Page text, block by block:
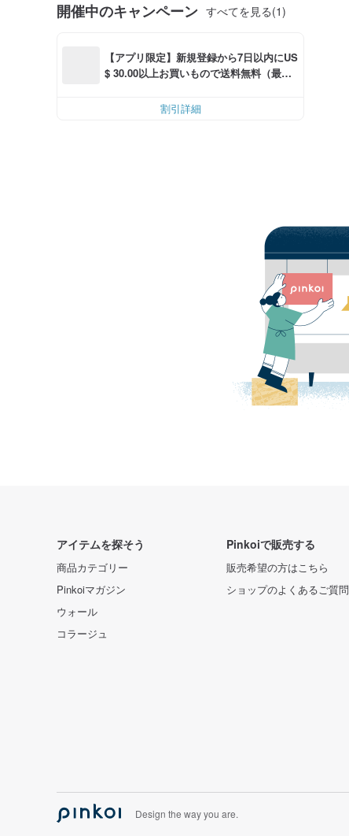
開催中のキャンペーン すべてを見る(1)
【アプリ限定】新規登録から7日以内にUS
$ 30.00以上お買いもので送料無料（最大U
割引詳細
アイテムを探そう
商品カテゴリー
Pinkoiマガジン
ウォール
コラージュ
Pinkoiで販売する
販売希望の方はこちら
ショップのよくあるご質問
Design the way you are.